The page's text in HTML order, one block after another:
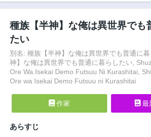
種族【半神】な俺は異世界でも
たい
別名: 種族【半神】な俺は異世界でも普通に
神】な俺は異世界でも普通に暮らしたい,
Ore Wa Isekai Demo Futsuu Ni Kurashitai,
Ore wa Isekai Demo Futsuu ni Kurashitai
作家 最
あらすじ